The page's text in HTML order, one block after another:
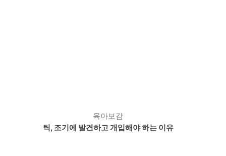
육아보감
틱, 조기에 발견하고 개입해야 하는 이유